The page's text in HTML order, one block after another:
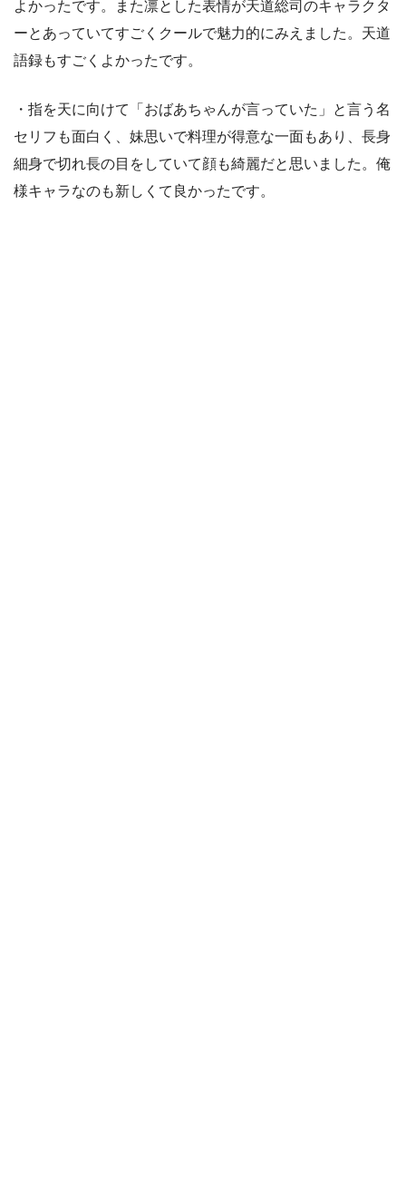
よかったです。また凛とした表情が天道総司のキャラクタ
ーとあっていてすごくクールで魅力的にみえました。天道
語録もすごくよかったです。
・指を天に向けて「おばあちゃんが言っていた」と言う名
セリフも面白く、妹思いで料理が得意な一面もあり、長身
細身で切れ長の目をしていて顔も綺麗だと思いました。俺
様キャラなのも新しくて良かったです。